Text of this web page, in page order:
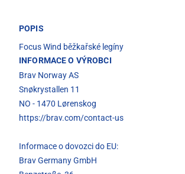
POPIS
Focus Wind běžkařské legíny
INFORMACE O VÝROBCI
Brav Norway AS
Snøkrystallen 11
NO - 1470 Lørenskog
https://brav.com/contact-us
Informace o dovozci do EU:
Brav Germany GmbH